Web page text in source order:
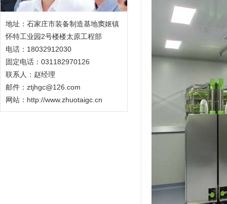
地址：石家庄市装备制造基地窦妪镇
怀特工业园2号楼楼太原工程部
电话：18032912030
固定电话：031182970126
联系人：赵经理
邮件：ztjhgc@126.com
网站：http://www.zhuotaigc.cn